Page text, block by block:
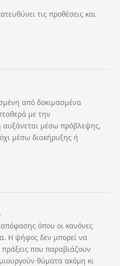
τις προθέσεις και
από δοκιμασμένα
με την
μέσω πρόβλεψης,
μέσω διακήρυξης ή
όπου οι κανόνες
Η ψήφος δεν μπορεί να
που παραβιάζουν
θύματα ακόμη κι